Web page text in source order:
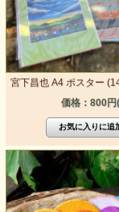
宮下昌也 A4 ポスター
価格：800